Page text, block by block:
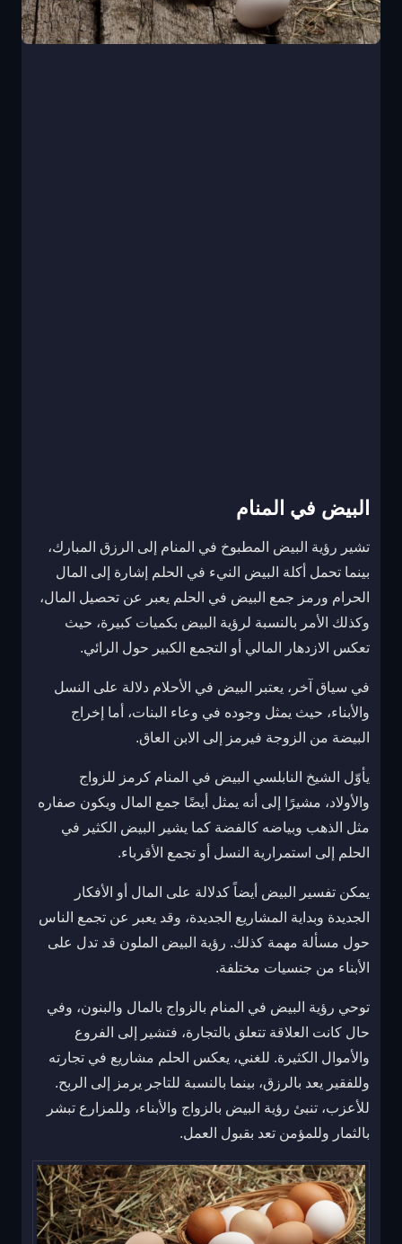
البيض في المنام
تشير رؤية البيض المطبوخ في المنام إلى الرزق المبارك،
بينما تحمل أكلة البيض النيء في الحلم إشارة إلى المال
الحرام ورمز جمع البيض في الحلم يعبر عن تحصيل المال،
وكذلك الأمر بالنسبة لرؤية البيض بكميات كبيرة، حيث
تعكس الازدهار المالي أو التجمع الكبير حول الرائي.
في سياق آخر، يعتبر البيض في الأحلام دلالة على النسل
والأبناء، حيث يمثل وجوده في وعاء البنات، أما إخراج
البيضة من الزوجة فيرمز إلى الابن العاق.
يأوّل الشيخ النابلسي البيض في المنام كرمز للزواج
والأولاد، مشيرًا إلى أنه يمثل أيضًا جمع المال ويكون صفاره
مثل الذهب وبياضه كالفضة كما يشير البيض الكثير في
الحلم إلى استمرارية النسل أو تجمع الأقرباء.
يمكن تفسير البيض أيضاً كدلالة على المال أو الأفكار
الجديدة وبداية المشاريع الجديدة، وقد يعبر عن تجمع الناس
حول مسألة مهمة كذلك. رؤية البيض الملون قد تدل على
الأبناء من جنسيات مختلفة.
توحي رؤية البيض في المنام بالزواج بالمال والبنون، وفي
حال كانت العلاقة تتعلق بالتجارة، فتشير إلى الفروع
والأموال الكثيرة. للغني، يعكس الحلم مشاريع في تجارته
وللفقير يعد بالرزق، بينما بالنسبة للتاجر يرمز إلى الربح.
للأعزب، تنبئ رؤية البيض بالزواج والأبناء، وللمزارع تبشر
بالثمار وللمؤمن تعد بقبول العمل.